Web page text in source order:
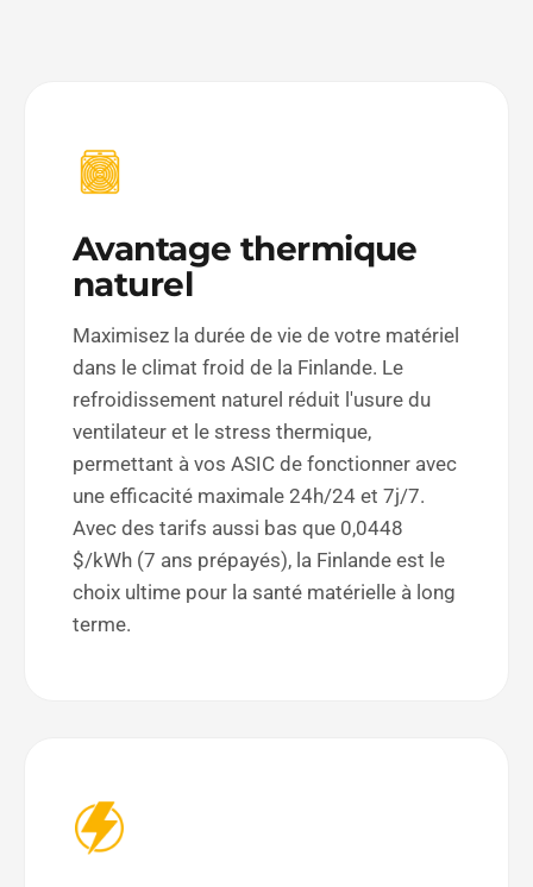
Avantage thermique
naturel
Maximisez la durée de vie de votre matériel
dans le climat froid de la Finlande. Le
refroidissement naturel réduit l'usure du
ventilateur et le stress thermique,
permettant à vos ASIC de fonctionner avec
une efficacité maximale 24h/24 et 7j/7.
Avec des tarifs aussi bas que 0,0448
$/kWh (7 ans prépayés), la Finlande est le
choix ultime pour la santé matérielle à long
terme.